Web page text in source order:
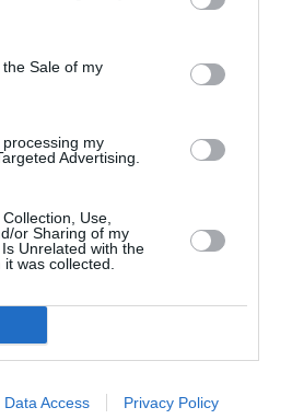
Sale of my
my
Advertising.
Use,
or Sharing of my
Unrelated with the
was collected.
Data Access Privacy Policy
Άρθρα